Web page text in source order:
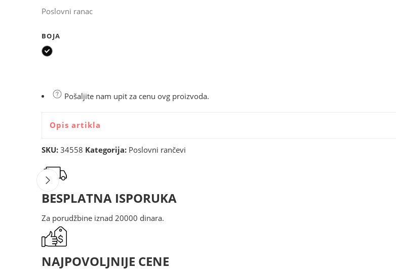
Poslovni ranac
BOJA
Pošaljite nam upit za cenu ovg proizvoda.
Opis artikla
SKU: 34558 Kategorija: Poslovni rančevi
BESPLATNA ISPORUKA
Za porudžbine iznad 20000 dinara.
NAJPOVOLJNIJE CENE